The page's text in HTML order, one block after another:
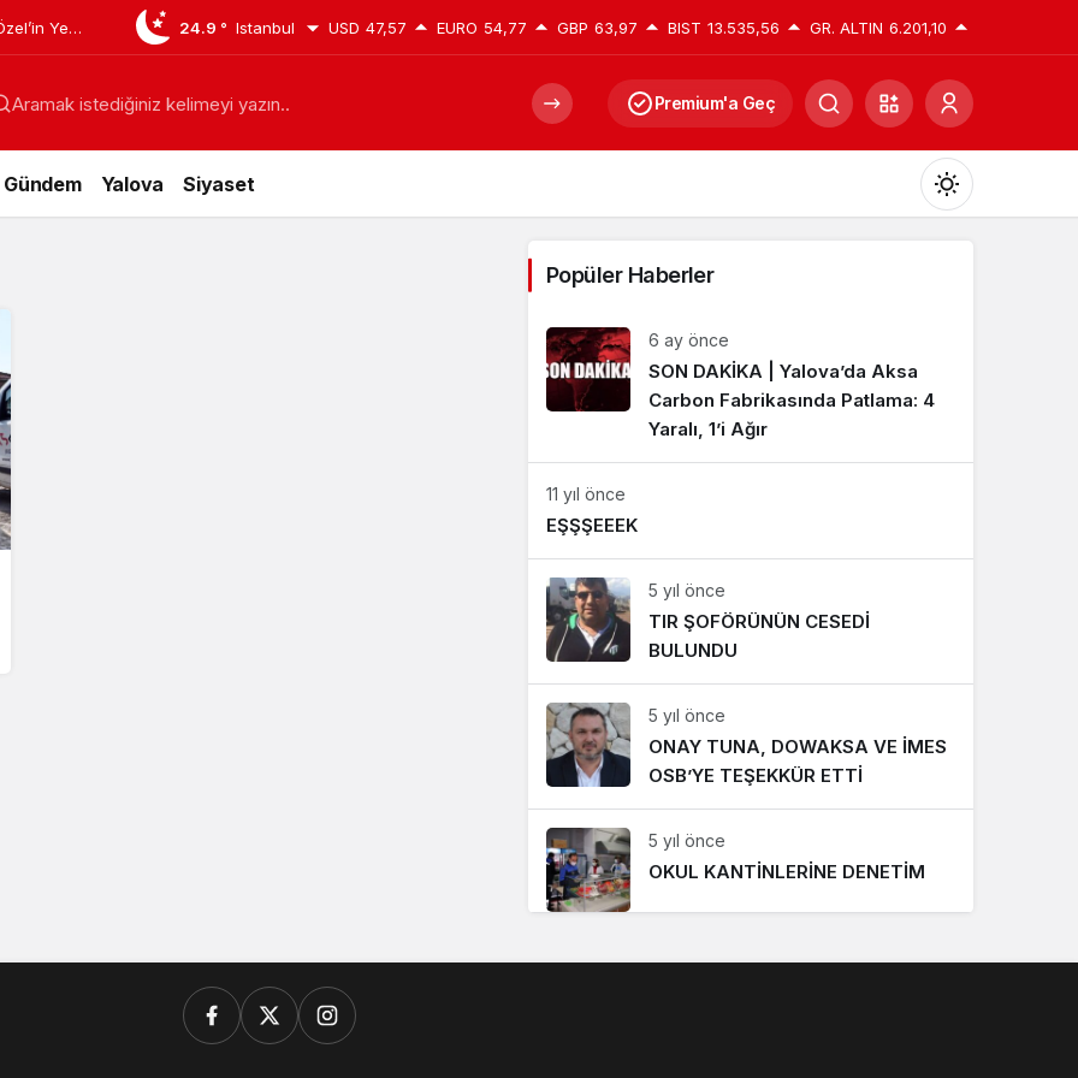
Yeni 24.9 ° Istanbul USD 47,57 EURO 54,77 GBP 63,97 BIST 13.535,56 GR. ALTIN 6.201,10
Aramak istediğiniz kelimeyi yazın.. Premium'a Geç
Gündem Yalova Siyaset
Mod
değiştir
Gündüz Modu
Gündüz modunu seçin.
Sistem modunu seçin.
Popüler Haberler
6 ay önce
SON DAKİKA | Yalova’da Aksa
Carbon Fabrikasında Patlama: 4
Yaralı, 1’i Ağır
11 yıl önce
EŞŞŞEEEK
5 yıl önce
TIR ŞOFÖRÜNÜN CESEDİ
BULUNDU
5 yıl önce
ONAY TUNA, DOWAKSA VE İMES
OSB’YE TEŞEKKÜR ETTİ
5 yıl önce
OKUL KANTİNLERİNE DENETİM